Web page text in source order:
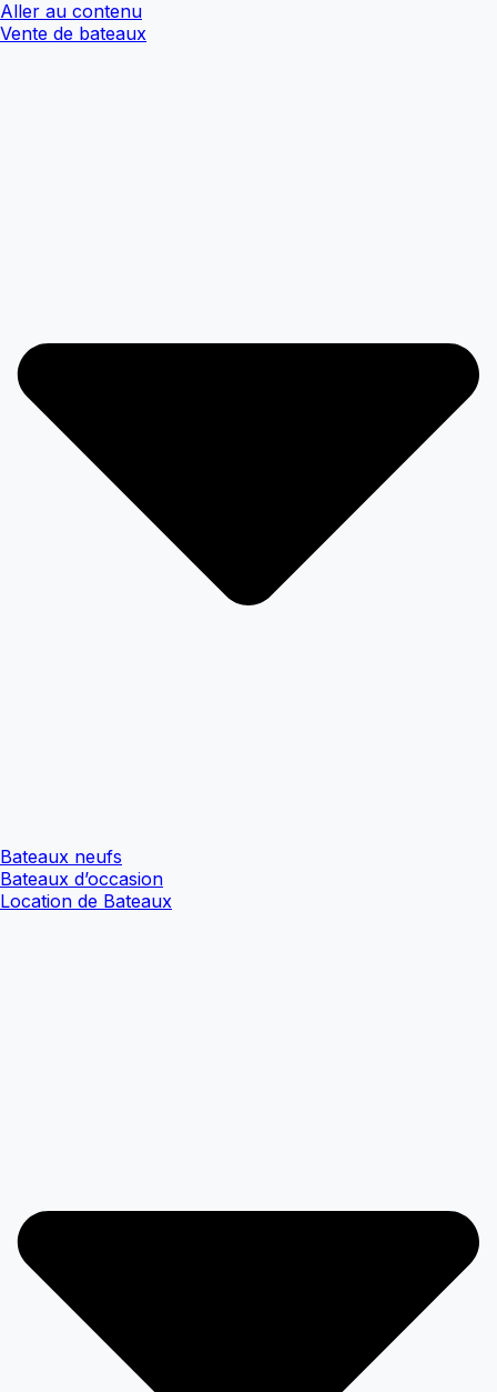
Aller au contenu
Vente de bateaux
Bateaux neufs
Bateaux d’occasion
Location de Bateaux